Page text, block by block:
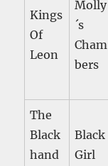
Kings
Of
Leon
Molly
´s
Cham
bers
The
Black
hand
Black
Girl